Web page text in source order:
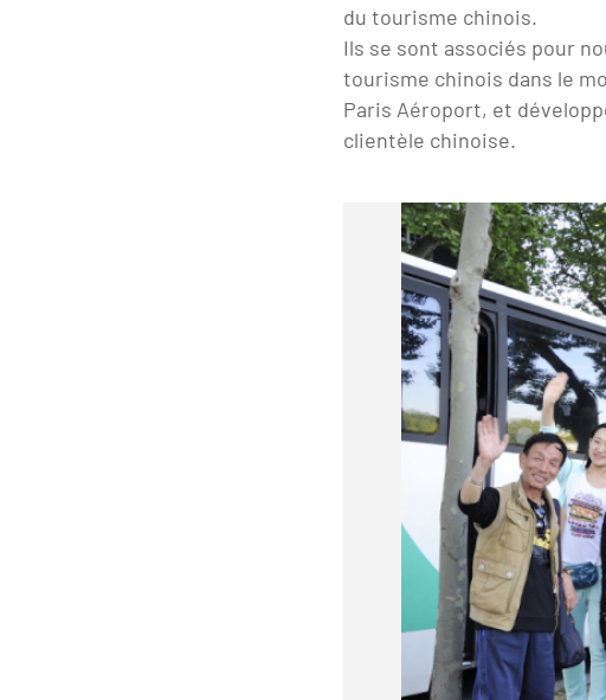
du tourisme chinois.
Ils se sont associés pour
tourisme chinois dans le
Paris Aéroport, et
clientèle chinoise.